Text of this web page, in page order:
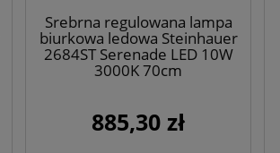
Srebrna regulowana lampa
biurkowa ledowa Steinhauer
2684ST Serenade LED 10W
3000K 70cm
885,30 zł